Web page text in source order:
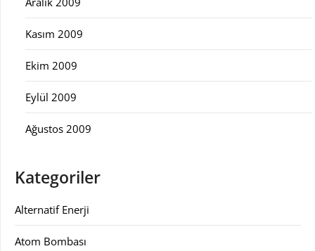
Kasım 2009
Ekim 2009
Eylül 2009
Ağustos 2009
Kategoriler
Alternatif Enerji
Atom Bombası